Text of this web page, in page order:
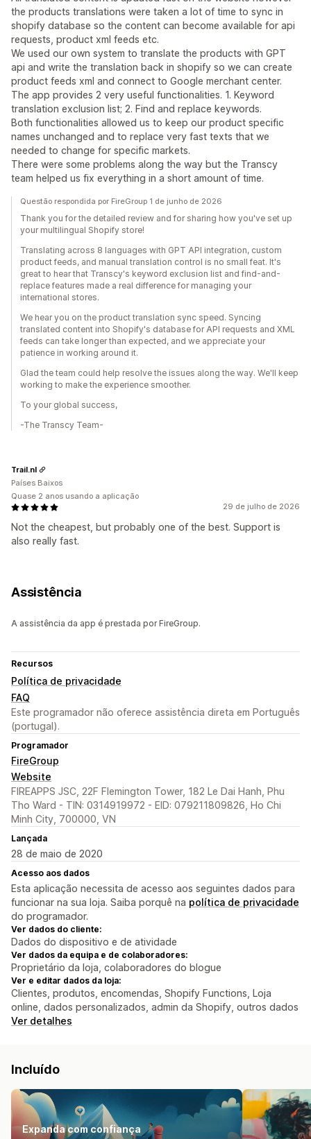
the products translations were taken a lot of time to sync in
shopify database so the content can become available for api
requests, product xml feeds etc.
We used our own system to translate the products with GPT
api and write the translation back in shopify so we can create
product feeds xml and connect to Google merchant center.
The app provides 2 very useful functionalities. 1. Keyword
translation exclusion list; 2. Find and replace keywords.
Both functionalities allowed us to keep our product specific
names unchanged and to replace very fast texts that we
needed to change for specific markets.
There were some problems along the way but the Transcy
team helped us fix everything in a short amount of time.
Questão respondida por FireGroup 1 de junho de 2026
Thank you for the detailed review and for sharing how you've set up
your multilingual Shopify store!
Translating across 8 languages with GPT API integration, custom
product feeds, and manual translation control is no small feat. It's
great to hear that Transcy's keyword exclusion list and find-and-
replace features made a real difference for managing your
international stores.
We hear you on the product translation sync speed. Syncing
translated content into Shopify's database for API requests and XML
feeds can take longer than expected, and we appreciate your
patience in working around it.
Glad the team could help resolve the issues along the way. We'll keep
working to make the experience smoother.
To your global success,
-The Transcy Team-
29 de julho de 2026
Not the cheapest, but probably one of the best. Support is
also really fast.
Trail.nl
Países Baixos
Quase 2 anos usando a aplicação
Assistência
A assistência da app é prestada por FireGroup.
Recursos
Política de privacidade
FAQ
Este programador não oferece assistência direta em Português
(portugal).
Programador
FireGroup
Website
FIREAPPS JSC, 22F Flemington Tower, 182 Le Dai Hanh, Phu
Tho Ward - TIN: 0314919972 - EID: 079211809826, Ho Chi
Minh City, 700000, VN
Lançada
28 de maio de 2020
Acesso aos dados
Esta aplicação necessita de acesso aos seguintes dados para
funcionar na sua loja. Saiba porquê na política de privacidade
do programador.
Ver dados do cliente:
Dados do dispositivo e de atividade
Ver dados da equipa e de colaboradores:
Proprietário da loja, colaboradores do blogue
Ver e editar dados da loja:
Clientes, produtos, encomendas, Shopify Functions, Loja
online, dados personalizados, admin da Shopify, outros dados
Ver detalhes
Incluído
Expanda com confiança